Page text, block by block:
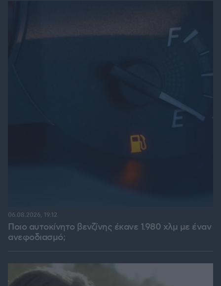
Ποιο αυτοκίνητο βενζίνης έκανε 1.980 χλμ με έναν
ανεφοδιασμό;
06.08.2026, 19:12